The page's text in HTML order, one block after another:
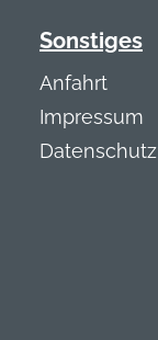
Sonstiges
Anfahrt
Impressum
Datenschutz